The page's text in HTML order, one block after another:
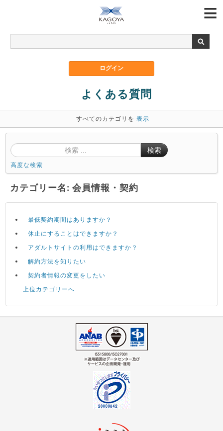
よくある質問
すべてのカテゴリを 表示
検索
高度な検索
カテゴリー名: 会員情報・契約
最低契約期間はありますか？
休止にすることはできますか？
アダルトサイトの利用はできますか？
解約方法を知りたい
契約者情報の変更をしたい
上位カテゴリーへ